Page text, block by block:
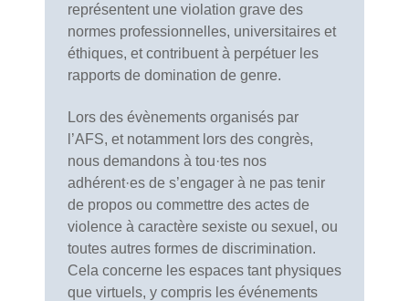
représentent une violation grave des
normes professionnelles, universitaires et
éthiques, et contribuent à perpétuer les
rapports de domination de genre.
Lors des évènements organisés par
l’AFS, et notamment lors des congrès,
nous demandons à tou·tes nos
adhérent·es de s’engager à ne pas tenir
de propos ou commettre des actes de
violence à caractère sexiste ou sexuel, ou
toutes autres formes de discrimination.
Cela concerne les espaces tant physiques
que virtuels, y compris les événements